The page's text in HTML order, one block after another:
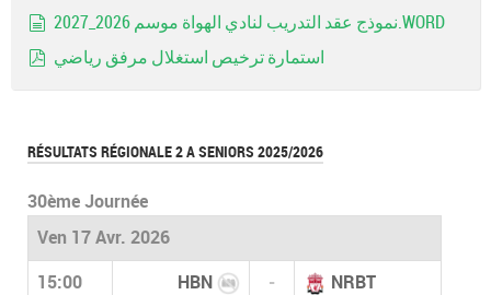
نموذج عقد التدريب لنادي الهواة موسم 2026_2027.WORD
استمارة ترخيص استغلال مرفق رياضي
RÉSULTATS RÉGIONALE 2 A SENIORS 2025/2026
30ème Journée
Ven 17 Avr. 2026
15:00 HBN - NRBT